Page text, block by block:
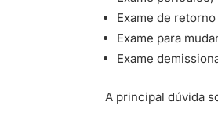
Exame de
Exame para
Exame
A principal dúvida